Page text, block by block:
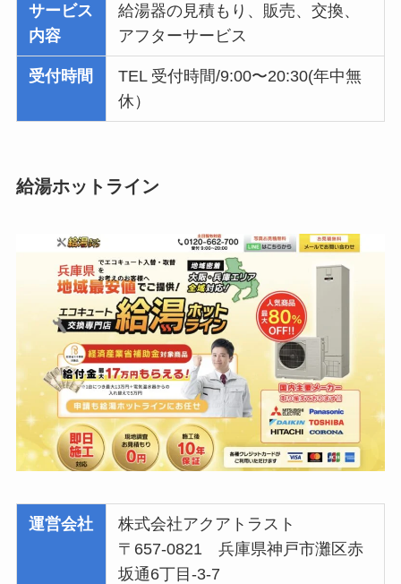
サービス
内容
給湯器の見積もり、販売、交換、
アフターサービス
受付時間
TEL 受付時間/9:00〜20:30(年中無
休）
給湯ホットライン
運営会社
株式会社アクアトラスト
〒657-0821 兵庫県神戸市灘区赤
坂通6丁目-3-7